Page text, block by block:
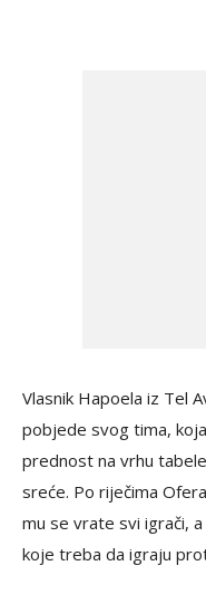
Vlasnik Hapoela iz Tel
pobjede svog tima,
prednost na vrhu
sreće. Po riječima
mu se vrate svi igrači,
koje treba da igraju